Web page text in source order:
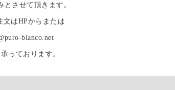
とさせて頂きます。
文はHPからまたは
blanco.net
っております。